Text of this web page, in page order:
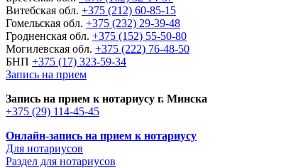
Витебская обл. +375 (212) 60-85-15
Гомельская обл. +375 (232) 29-39-48
Гродненская обл. +375 (152) 55-50-80
Могилевская обл. +375 (222) 76-48-50
БНП +375 (17) 323-59-34
Запись на прием
Запись на прием к нотариусу г. Минска
+375 (29) 114-45-45
Онлайн-запись на прием к нотариусу
Для нотариусов
Раздел для нотариусов